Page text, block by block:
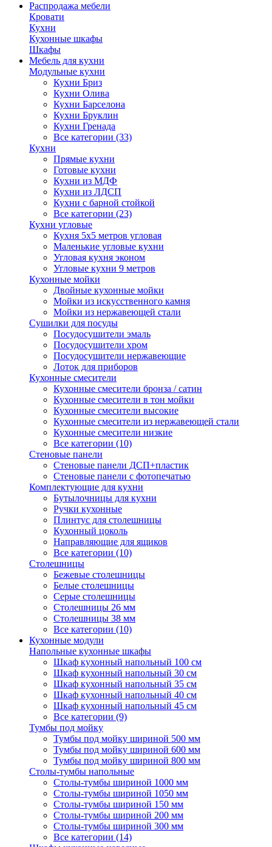
Распродажа мебели
Кровати
Кухни
Кухонные шкафы
Шкафы
Мебель для кухни
Модульные кухни
Кухни Бриз
Кухни Олива
Кухни Барселона
Кухни Бруклин
Кухни Гренада
Все категории (33)
Кухни
Прямые кухни
Готовые кухни
Кухни из МДФ
Кухни из ЛДСП
Кухни с барной стойкой
Все категории (23)
Кухни угловые
Кухня 5х5 метров угловая
Маленькие угловые кухни
Угловая кухня эконом
Угловые кухни 9 метров
Кухонные мойки
Двойные кухонные мойки
Мойки из искусственного камня
Мойки из нержавеющей стали
Сушилки для посуды
Посудосушители эмаль
Посудосушители хром
Посудосушители нержавеющие
Лоток для приборов
Кухонные смесители
Кухонные смесители бронза / сатин
Кухонные смесители в тон мойки
Кухонные смесители высокие
Кухонные смесители из нержавеющей стали
Кухонные смесители низкие
Все категории (10)
Стеновые панели
Стеновые панели ДСП+пластик
Стеновые панели с фотопечатью
Комплектующие для кухни
Бутылочницы для кухни
Ручки кухонные
Плинтус для столешницы
Кухонный цоколь
Направляющие для ящиков
Все категории (10)
Столешницы
Бежевые столешницы
Белые столешницы
Серые столешницы
Столешницы 26 мм
Столешницы 38 мм
Все категории (10)
Кухонные модули
Напольные кухонные шкафы
Шкаф кухонный напольный 100 см
Шкаф кухонный напольный 30 см
Шкаф кухонный напольный 35 см
Шкаф кухонный напольный 40 см
Шкаф кухонный напольный 45 см
Все категории (9)
Тумбы под мойку
Тумбы под мойку шириной 500 мм
Тумбы под мойку шириной 600 мм
Тумбы под мойку шириной 800 мм
Столы-тумбы напольные
Столы-тумбы шириной 1000 мм
Столы-тумбы шириной 1050 мм
Столы-тумбы шириной 150 мм
Столы-тумбы шириной 200 мм
Столы-тумбы шириной 300 мм
Все категории (14)